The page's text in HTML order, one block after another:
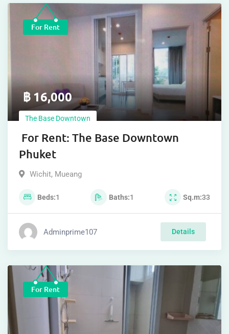
For Rent
฿16,000
The Base Downtown
For Rent: The Base Downtown
Phuket
Wichit, Mueang
Beds 1 Baths 1 Sq.m 33
Adminprime107 Details
For Rent